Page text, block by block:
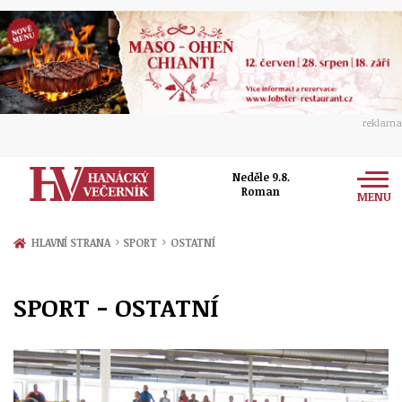
reklama
Neděle 9.8.
Roman
MENU
Zprávy
Přerov
Politika
Ekonomika
Kultura
Hudba
Společnost
Ženy
Sport
HLAVNÍ STRANA › SPORT › OSTATNÍ
SPORT - OSTATNÍ